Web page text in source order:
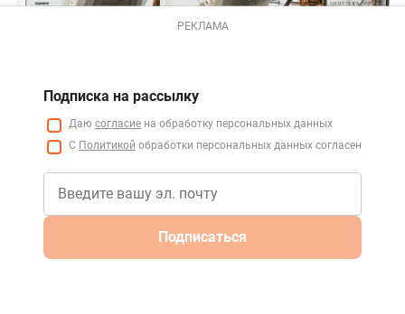
РЕКЛАМА
Подписка на рассылку
Даю согласие на обработку персональных данных
С Политикой обработки персональных данных согласен
Подписаться